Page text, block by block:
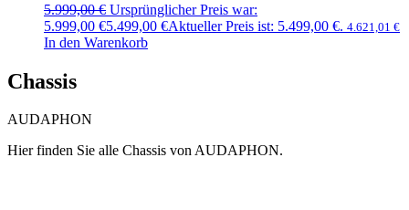
5.999,00€ Ursprünglicher Preis war:
5.999,00 €5.499,00 €Aktueller Preis ist: 5.499,00 €. 4.621,01 €
In den Warenkorb
Chassis
AUDAPHON
Hier finden Sie alle Chassis von AUDAPHON.